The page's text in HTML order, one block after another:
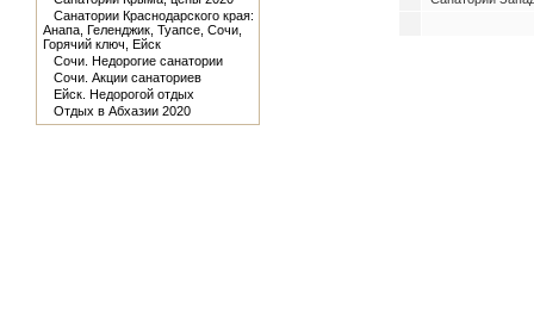
Санатории Краснодарского края:
Анапа, Геленджик, Туапсе, Сочи,
Горячий ключ, Ейск
Сочи. Недорогие санатории
Сочи. Акции санаториев
Ейск. Недорогой отдых
Отдых в Абхазии 2020